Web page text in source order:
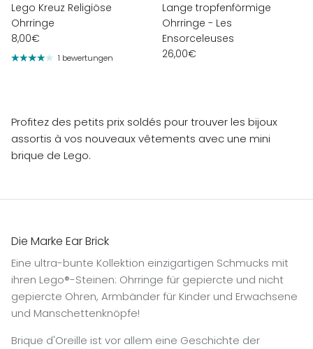
Lego Kreuz Religiöse
Ohrringe
8,00€
1 bewertungen
Lange tropfenförmige
Ohrringe - Les
Ensorceleuses
26,00€
Profitez des petits prix soldés pour trouver les bijoux
assortis à vos nouveaux vêtements avec une mini
brique de Lego.
Die Marke Ear Brick
Eine ultra-bunte Kollektion einzigartigen Schmucks mit
ihren Lego®-Steinen: Ohrringe für gepiercte und nicht
gepiercte Ohren, Armbänder für Kinder und Erwachsene
und Manschettenknöpfe!
Brique d'Oreille ist vor allem eine Geschichte der